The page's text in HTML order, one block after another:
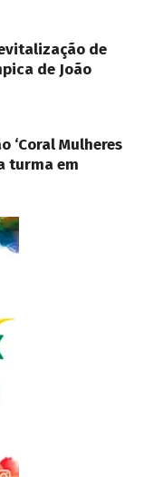
de
de João
‘Coral Mulheres
turma em